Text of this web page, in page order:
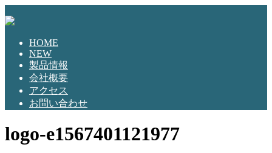
HOME
NEW
製品情報
会社概要
アクセス
お問い合わせ
logo-e1567401121977